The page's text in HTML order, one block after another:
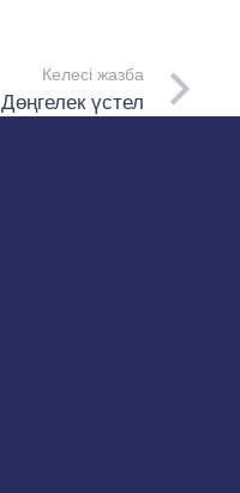
Келесі жазба
Дөңгелек үстел